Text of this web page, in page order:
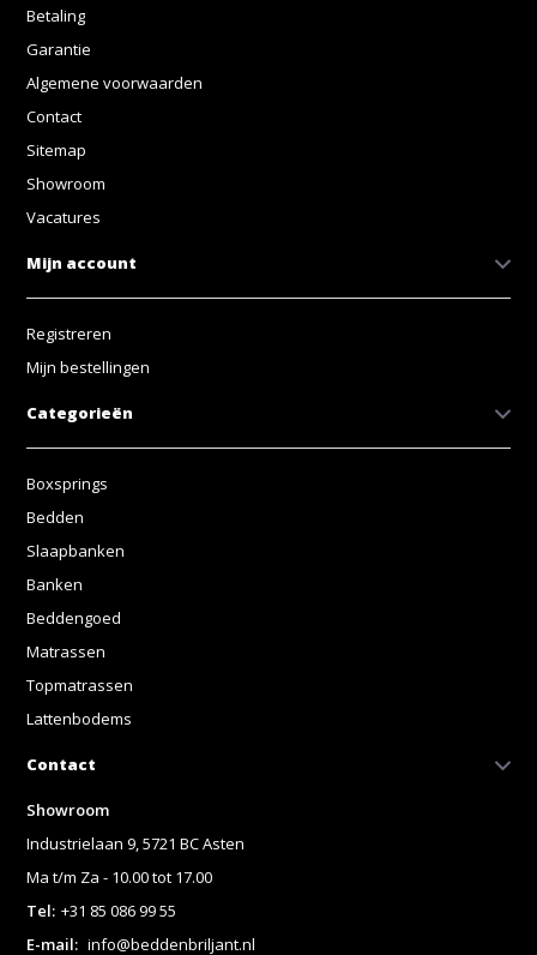
Betaling
Garantie
Algemene voorwaarden
Contact
Sitemap
Showroom
Vacatures
Mijn account
Registreren
Mijn bestellingen
Categorieën
Boxsprings
Bedden
Slaapbanken
Banken
Beddengoed
Matrassen
Topmatrassen
Lattenbodems
Contact
Showroom
Industrielaan 9, 5721 BC Asten
Ma t/m Za - 10.00 tot 17.00
Tel: +31 85 086 99 55
E-mail: info@beddenbriljant.nl